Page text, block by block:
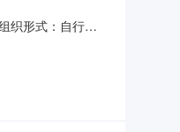
织形式：自行采
年度广联达加